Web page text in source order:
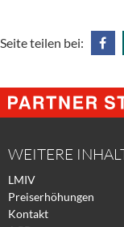
Seite teilen bei:
@
WEITERE
LMIV
Preiserhöhungen
Kontakt